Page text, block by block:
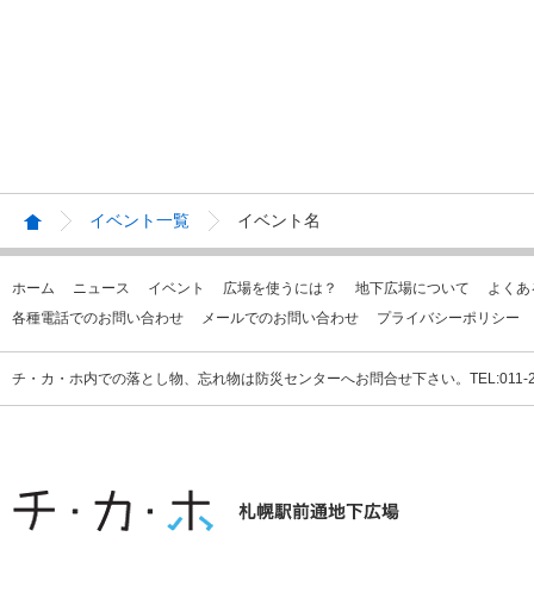
イベント一覧 イベント名
ホーム ニュース イベント 広場を使うには？ 地下広場について
よく
各種電話でのお問い合わせ
メールでのお問い合わせ プライバシーポリシー
チ・カ・ホ内での落とし物、忘れ物は防災センターへお問合せ下さい。